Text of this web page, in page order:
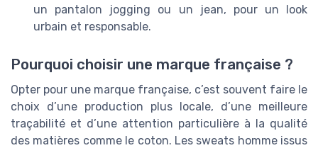
un pantalon jogging ou un jean, pour un look
urbain et responsable.
Pourquoi choisir une marque française ?
Opter pour une marque française, c’est souvent faire le
choix d’une production plus locale, d’une meilleure
traçabilité et d’une attention particulière à la qualité
des matières comme le coton. Les sweats homme issus